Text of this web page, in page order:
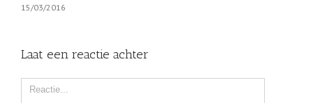
15/03/2016
Laat een reactie achter
Comment